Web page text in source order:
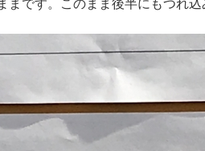
です。このまま後半にもつれ込